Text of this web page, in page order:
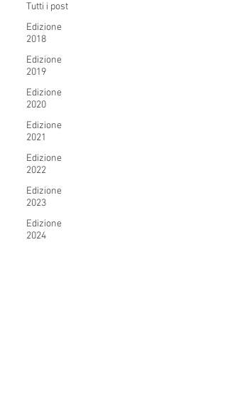
Tutti i post
Edizione
2018
Edizione
2019
Edizione
2020
Edizione
2021
Edizione
2022
Edizione
2023
Edizione
2024